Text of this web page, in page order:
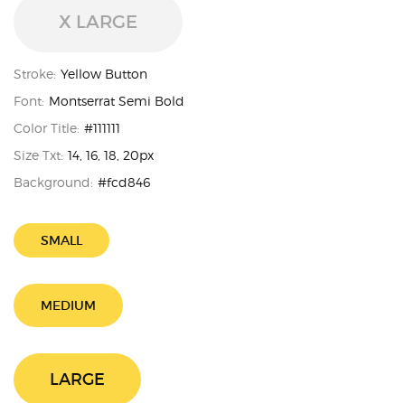
X LARGE
Stroke: Yellow Button
Font: Montserrat Semi Bold
Color Title: #111111
Size Txt: 14, 16, 18, 20px
Background: #fcd846
SMALL
MEDIUM
LARGE